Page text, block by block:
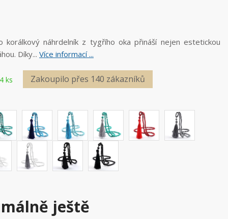
náhrdelník z tygřího oka přináší nejen estetickou
Díky... Více informací ...
ks Zakoupilo přes 140 zákazníků
ještě